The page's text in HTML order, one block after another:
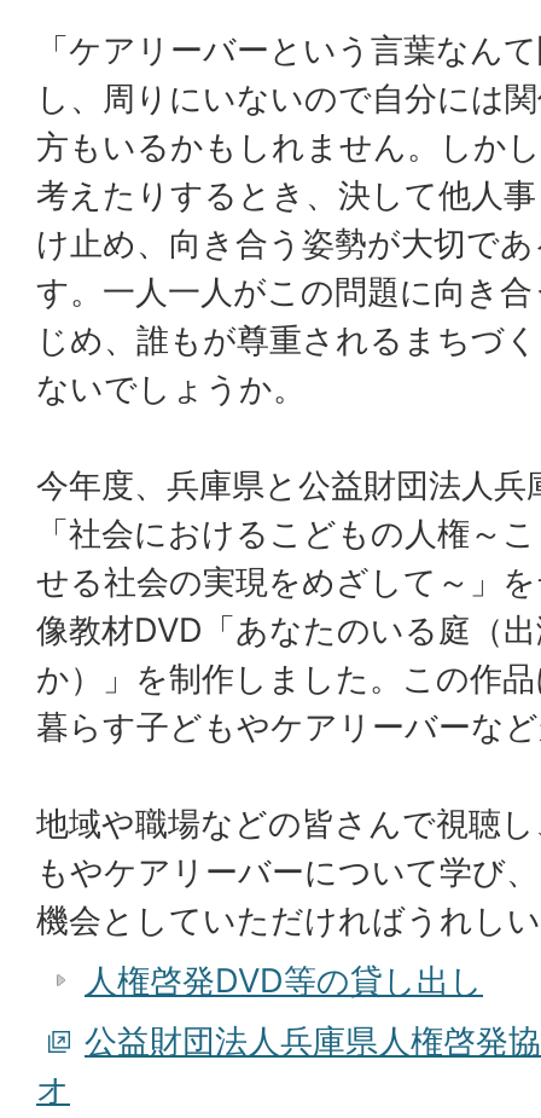
「ケアリーバーという言葉なん
し、周りにいないので自分には
方もいるかもしれません。しか
考えたりするとき、決して他人
け止め、向き合う姿勢が大切で
す。一人一人がこの問題に向き
じめ、誰もが尊重されるまちづ
ないでしょうか。
今年度、兵庫県と公益財団法人兵
「社会におけるこどもの人権～
せる社会の実現をめざして～」
像教材DVD「あなたのいる庭（
か）」を制作しました。この作
暮らす子どもやケアリーバーな
地域や職場などの皆さんで視聴
もやケアリーバーについて学び
機会としていただければうれし
人権啓発DVD等の貸し出し
公益財団法人兵庫県人権啓発
オ